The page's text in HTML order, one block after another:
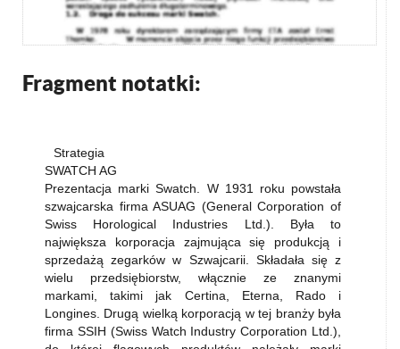
Fragment notatki:
Strategia
SWATCH AG
Prezentacja marki Swatch. W 1931 roku powstała
szwajcarska firma ASUAG (General Corporation of
Swiss Horological Industries Ltd.). Była to
największa korporacja zajmująca się produkcją i
sprzedażą zegarków w Szwajcarii. Składała się z
wielu przedsiębiorstw, włącznie ze znanymi
markami, takimi jak Certina, Eterna, Rado i
Longines. Drugą wielką korporacją w tej branży była
firma SSIH (Swiss Watch Industry Corporation Ltd.),